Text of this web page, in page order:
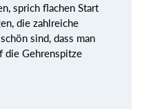
sprich flachen Start
die zahlreiche
sind, dass man
die Gehrenspitze